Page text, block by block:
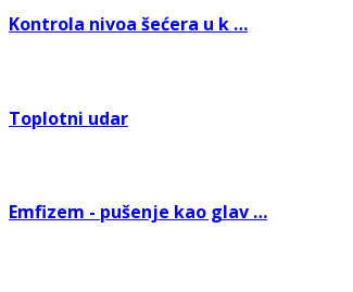
Kontrola nivoa šećera u k …
Toplotni udar
Emfizem - pušenje kao glav …